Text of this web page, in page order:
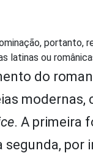
latinas ou
do
. A primeira
segunda,